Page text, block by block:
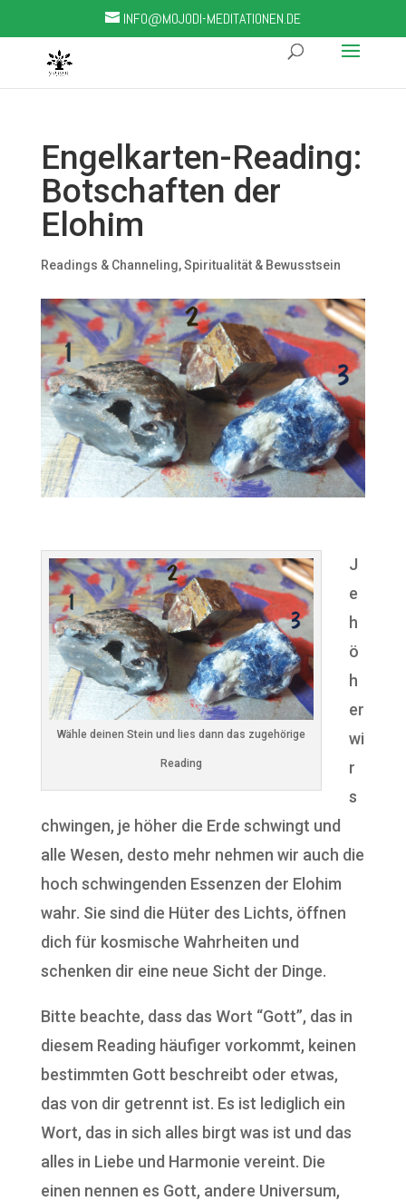
INFO@MOJODI-MEDITATIONEN.DE
Engelkarten-Reading:
Botschaften der
Elohim
Readings & Channeling,Spiritualität & Bewusstsein
Wähle deinen Stein und lies dann das zugehörige
Reading
J
e
h
ö
h
er
wi
r
s
chwingen, je höher die Erde schwingt und
alle Wesen, desto mehr nehmen wir auch die
hoch schwingenden Essenzen der Elohim
wahr. Sie sind die Hüter des Lichts, öffnen
dich für kosmische Wahrheiten und
schenken dir eine neue Sicht der Dinge.
Bitte beachte, dass das Wort “Gott”, das in
diesem Reading häufiger vorkommt, keinen
bestimmten Gott beschreibt oder etwas,
das von dir getrennt ist. Es ist lediglich ein
Wort, das in sich alles birgt was ist und das
alles in Liebe und Harmonie vereint. Die
einen nennen es Gott, andere Universum,